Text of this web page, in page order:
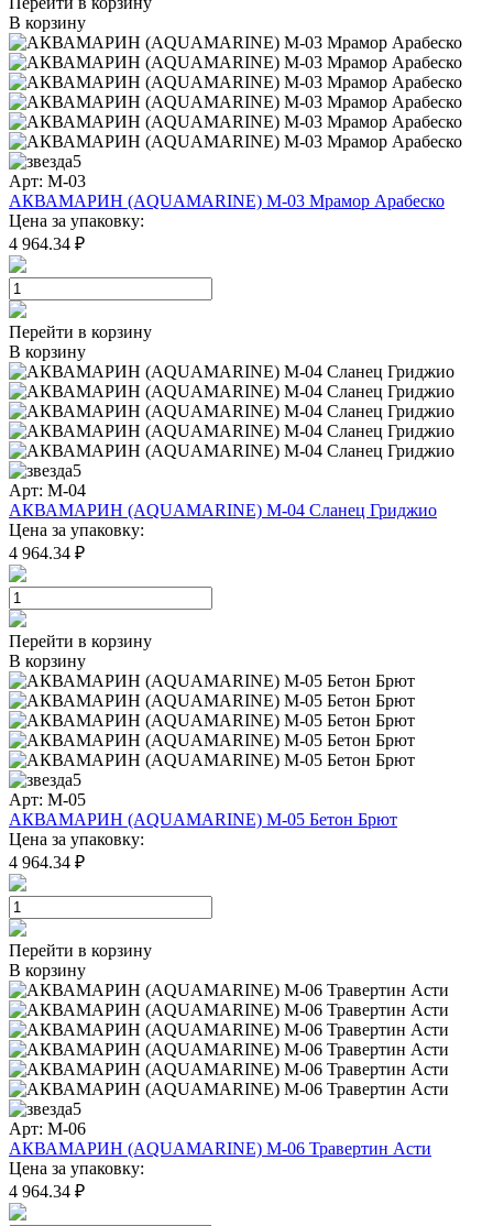
В корзину
5
Арт: M-03
АКВАМАРИН (AQUAMARINE) M-03 Мрамор Арабеско
Цена за упаковку:
4 964.34 ₽
Перейти в корзину
В корзину
5
Арт: M-04
АКВАМАРИН (AQUAMARINE) M-04 Сланец Гриджио
Цена за упаковку:
4 964.34 ₽
Перейти в корзину
В корзину
5
Арт: M-05
АКВАМАРИН (AQUAMARINE) M-05 Бетон Брют
Цена за упаковку:
4 964.34 ₽
Перейти в корзину
В корзину
5
Арт: M-06
АКВАМАРИН (AQUAMARINE) M-06 Травертин Асти
Цена за упаковку:
4 964.34 ₽